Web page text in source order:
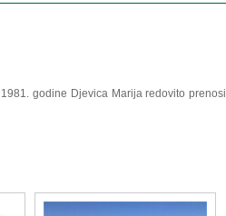
godine Djevica Marija redovito prenosi